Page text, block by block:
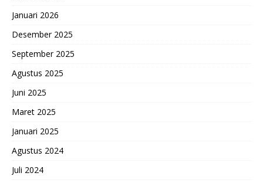
Januari 2026
Desember 2025
September 2025
Agustus 2025
Juni 2025
Maret 2025
Januari 2025
Agustus 2024
Juli 2024